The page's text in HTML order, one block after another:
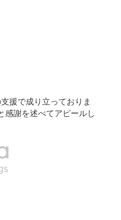
援で成り立っておりま
感謝を述べてアピールし